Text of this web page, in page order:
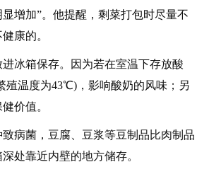
增加”。他提醒，剩菜打包时尽量不
康的。
冰箱保存。因为若在室温下存放酸
殖温度为43℃)，影响酸奶的风味；另
价值。
病菌，豆腐、豆浆等豆制品比肉制品
处靠近内壁的地方储存。